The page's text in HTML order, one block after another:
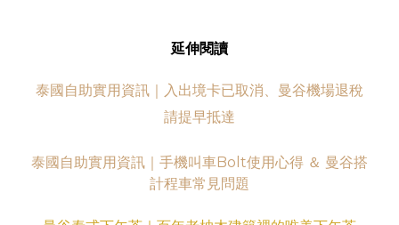
延伸閱讀
泰國自助實用資訊｜入出境卡已取消、曼谷機場退稅
請提早抵達
泰國自助實用資訊｜手機叫車Bolt使用心得 ＆ 曼谷搭
計程車常見問題